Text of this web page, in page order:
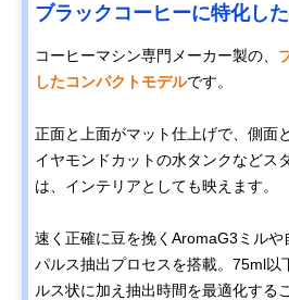
ブラックコーヒーに特化し
コーヒーマシン専門メーカー製の、
したコンパクトモデルです。
正面と上面がマット仕上げで、側面
イヤモンドカットの水タンクなどス
は、インテリアとしても映えます。
速く正確に豆を挽くAromaG3ミルや
パルス抽出プロセスを搭載。75ml以
ルス状に加え抽出時間を最適化する